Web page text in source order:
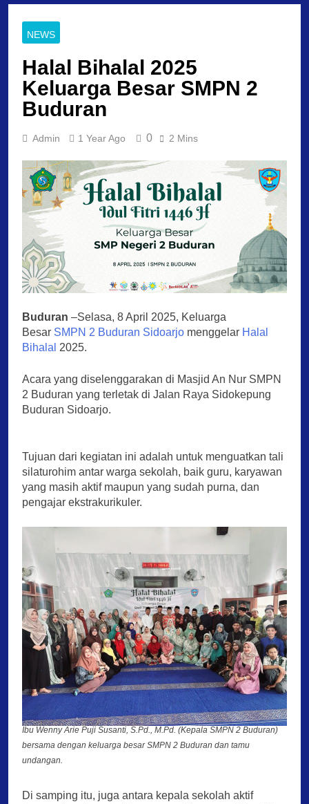
NEWS
Halal Bihalal 2025
Keluarga Besar SMPN 2
Buduran
Admin 1 Year Ago 0 2 Mins
Buduran –Selasa, 8 April 2025, Keluarga
Besar SMPN 2 Buduran Sidoarjo menggelar Halal
Bihalal 2025.
Acara yang diselenggarakan di Masjid An Nur SMPN
2 Buduran yang terletak di Jalan Raya Sidokepung
Buduran Sidoarjo.
Tujuan dari kegiatan ini adalah untuk menguatkan tali
silaturohim antar warga sekolah, baik guru, karyawan
yang masih aktif maupun yang sudah purna, dan
pengajar ekstrakurikuler.
Ibu Wenny Arie Puji Susanti, S.Pd., M.Pd. (Kepala SMPN 2 Buduran)
bersama dengan keluarga besar SMPN 2 Buduran dan tamu
undangan.
Di samping itu, juga antara kepala sekolah aktif